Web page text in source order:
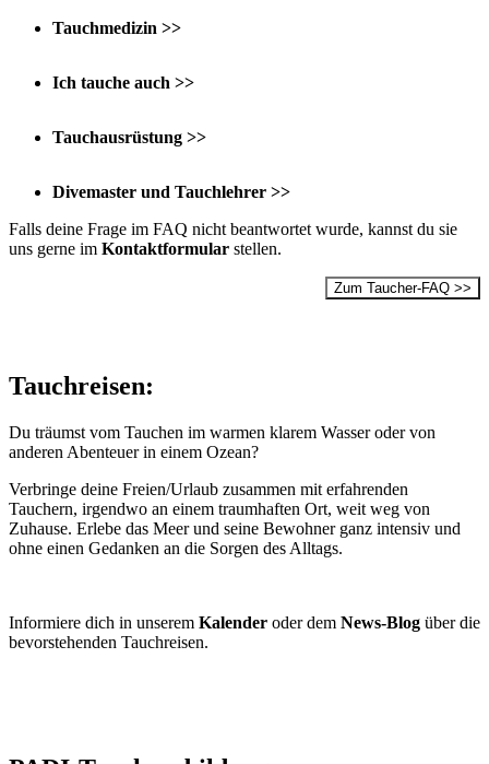
Tauchmedizin >>
Ich tauche auch >>
Tauchausrüstung >>
Divemaster und Tauchlehrer >>
Falls deine Frage im FAQ nicht beantwortet wurde, kannst du sie
uns gerne im Kontaktformular stellen.
Zum Taucher-FAQ >>
Tauchreisen:
Du träumst vom Tauchen im warmen klarem Wasser oder von
anderen Abenteuer in einem Ozean?
Verbringe deine Freien/Urlaub zusammen mit erfahrenden
Tauchern, irgendwo an einem traumhaften Ort, weit weg von
Zuhause. Erlebe das Meer und seine Bewohner ganz intensiv und
ohne einen Gedanken an die Sorgen des Alltags.
Informiere dich in unserem Kalender oder dem News-Blog über die
bevorstehenden Tauchreisen.